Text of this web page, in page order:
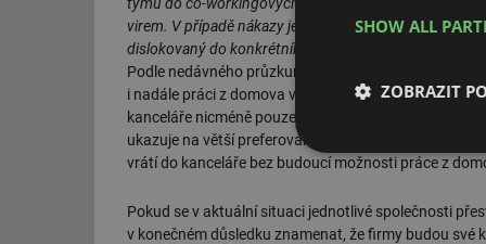
virem. V případě nákazy jednotlivce nebude v tomto
dislokovaný do konkrétního co-workingového centra,
Podle nedávného průzkumu, který JLL provedla
i nadále práci z domova v režimu 100 % home office.
kanceláře nicméně pouze na část pracovního týdne
ukazuje na větší preferování rovnováhy mezi
vrátí do kanceláře bez budoucí možnosti práce z
Pokud se v aktuální situaci jednotlivé společnosti
v konečném důsledku znamenat, že firmy budou
SHOW ALL
ZOBRAZIT
Nezbytně
soubory